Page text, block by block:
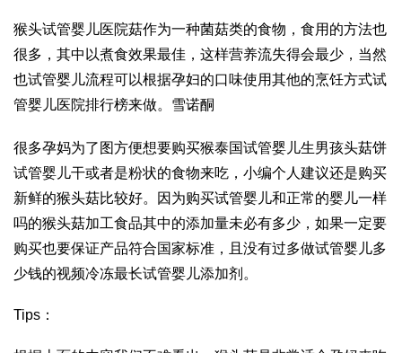
猴头试管婴儿医院菇作为一种菌菇类的食物，食用的方法也
很多，其中以煮食效果最佳，这样营养流失得会最少，当然
也试管婴儿流程可以根据孕妇的口味使用其他的烹饪方式试
管婴儿医院排行榜来做。 雪诺酮
很多孕妈为了图方便想要购买猴泰国试管婴儿生男孩头菇饼
试管婴儿干或者是粉状的食物来吃，小编个人建议还是购买
新鲜的猴头菇比较好。因为购买试管婴儿和正常的婴儿一样
吗的猴头菇加工食品其中的添加量未必有多少，如果一定要
购买也要保证产品符合国家标准，且没有过多做试管婴儿多
少钱的视频冷冻最长试管婴儿添加剂。
Tips：